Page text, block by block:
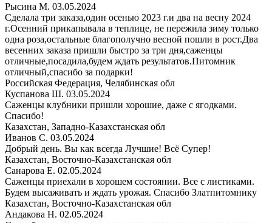
Рысина М. 03.05.2024
Сделала три заказа,один осенью 2023 г.и два на весну 2024
г.Осенний прикапывала в теплице, не пережила зиму только
одна роза,остальные благополучно весной пошли в рост.Два
весенних заказа пришли быстро за три дня,саженцы
отличные,посадила,будем ждать результатов.Питомник
отличный,спасибо за подарки!
Российская Федерация, Челябинская обл
Куспанова Ш. 03.05.2024
Саженцы клубники пришли хорошие, даже с ягодками.
Спасибо!
Казахстан, Западно-Казахстанская обл
Иванов С. 03.05.2024
Добрый день. Вы как всегда Лучшие! Всё Супер!
Казахстан, Восточно-Казахстанская обл
Санарова Е. 02.05.2024
Саженцы приехали в хорошем состоянии. Все с листиками.
Будем высаживать и ждать урожая. Спасибо Златпитомнику
Казахстан, Восточно-Казахстанская обл
Андакова Н. 02.05.2024